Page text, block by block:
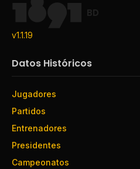
BD
v1.1.19
Datos Históricos
Jugadores
Partidos
Entrenadores
Presidentes
Campeonatos